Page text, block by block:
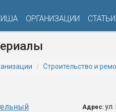
ОРГАНИЗАЦИИ СТАТЬИ
Строительство и
Адрес: